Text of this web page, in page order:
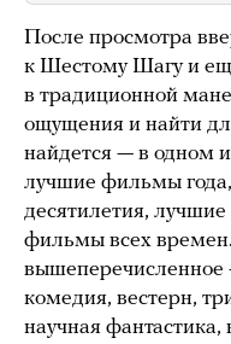
После просмотра
к Шестому Шагу и
в традиционной
ощущения и найти
найдется — в одном
лучшие фильмы
десятилетия,
фильмы всех
комедия, вестерн,
научная